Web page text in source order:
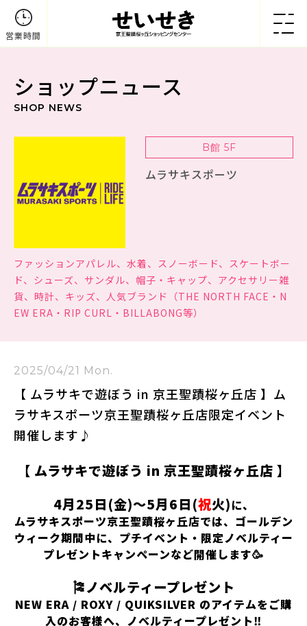
営業時間
ショップニュース
SHOP NEWS
B館 5F
ムラサキスポーツ
ファッションアパレル、水着、スノーボード、スケートボー
ド、シューズ、サンダル、帽子・キャップ、アクセサリー雑
貨、時計、キッズ、人気ブランド（THE NORTH FACE・N
EW ERA・RIP CURL・BILLABONG等）
2025/04/21 Mon.
【 ムラサキで遊ぼう in 京王聖蹟桜ヶ丘店 】ム
ラサキスポーツ京王聖蹟桜ヶ丘店限定イベント
開催します♪
【 ムラサキで遊ぼう in 京王聖蹟桜ヶ丘店 】
4月25日(金)〜5月6日(祝火)に、
ムラサキスポーツ京王聖蹟桜ヶ丘店では、ゴールデン
ウィーク期間中に、プチイベント・限定ノベルティー
プレゼントキャンペーンなど開催します🥳
🎏ノベルティープレゼント
NEW ERA / ROXY / QUIKSILVER のアイテムをご購
入のお客様へ、ノベルティープレゼント‼️